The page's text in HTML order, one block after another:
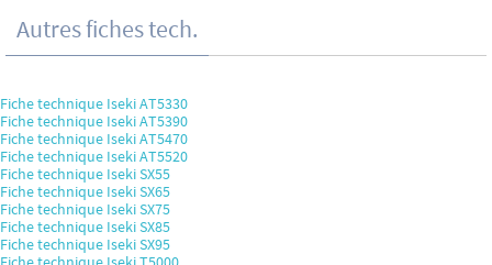
Autres fiches tech.
Fiche technique Iseki AT5330
Fiche technique Iseki AT5390
Fiche technique Iseki AT5470
Fiche technique Iseki AT5520
Fiche technique Iseki SX55
Fiche technique Iseki SX65
Fiche technique Iseki SX75
Fiche technique Iseki SX85
Fiche technique Iseki SX95